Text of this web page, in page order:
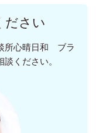
ださい
所心晴日和 ブラ
ください。